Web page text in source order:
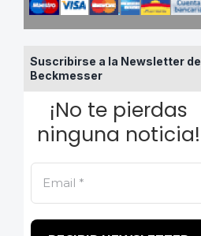
Suscribirse a la Newsletter de
Beckmesser
¡No te pierdas
ninguna noticia!